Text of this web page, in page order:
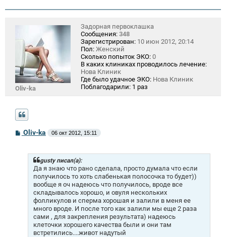
Oliv-ka
Задорная первоклашка
Сообщения: 348
Зарегистрирован: 10 июн 2012, 20:14
Пол: Женский
Сколько попыток ЭКО: 0
В каких клиниках проводилось лечение:
Нова Клиник
Где было удачное ЭКО: Нова Клиник
Поблагодарили: 1 раз
СOliv-ka 06 окт 2012, 15:11
gusty писал(а):
Да я знаю что рано сделала, просто думала что если
получилось то хоть слабенькая полосочка то будет))
вообще я оч надеюсь что получилось, вроде все
складывалось хорошо, и овуля нескольких
фолликулов и сперма хорошая и залили в меня ее
много вроде. И после того как залили мы еще 2 раза
сами , для закрепления результата) надеюсь
клеточки хорошего качества были и они там
встретились....живот надутый